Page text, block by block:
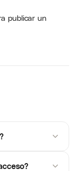
publicar un